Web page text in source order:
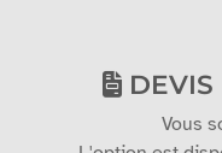
DEVIS
Vous